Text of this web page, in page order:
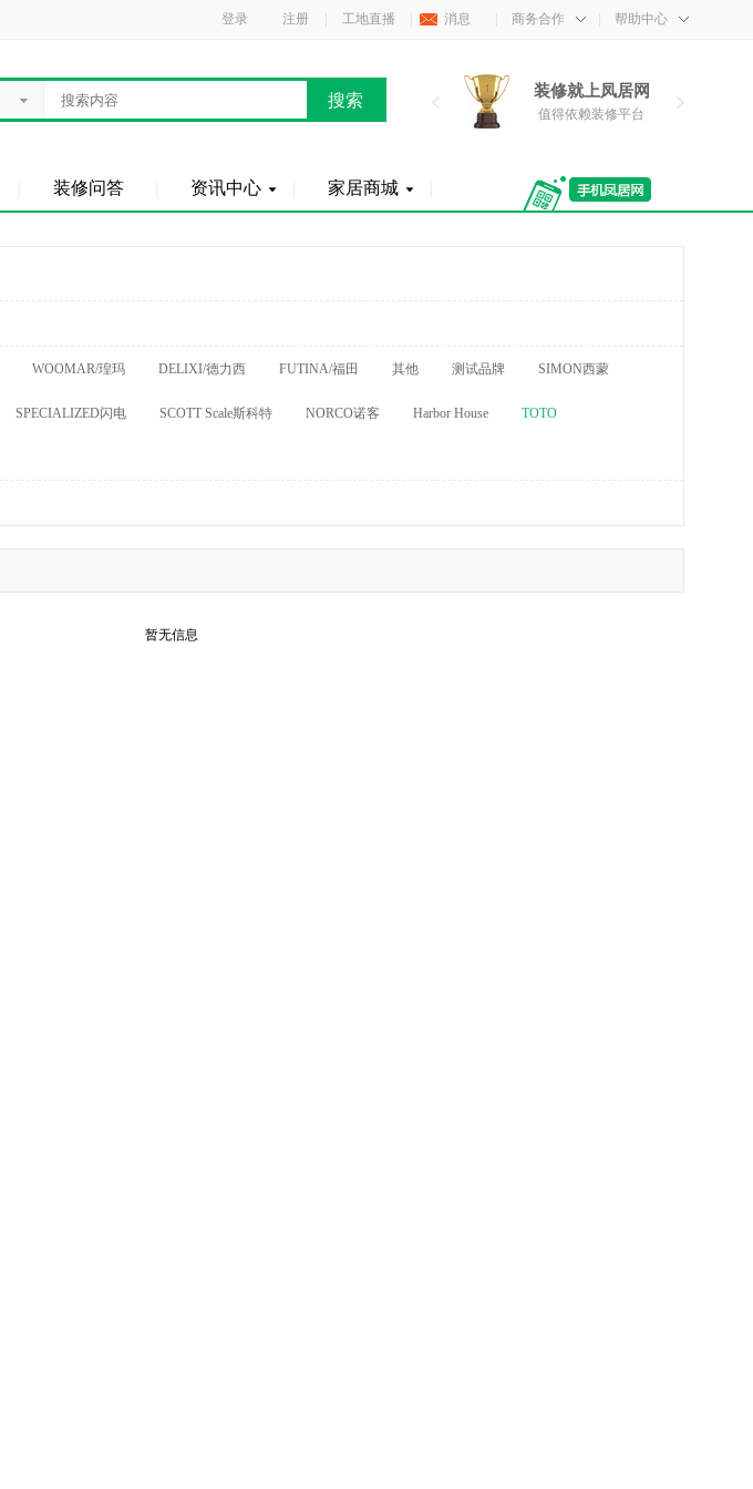
工地直播 消息 商务合作 帮助中心
登录 注册
装修就上凤居网
值得依赖装修平台
装修就上凤居网
值得依赖装修平台
装修问答 资讯中心 家居商城
WOOMAR/瑝玛 DELIXI/德力西 FUTINA/福田 其他 测试品牌 SIMON西蒙
SPECIALIZED闪电 SCOTT Scale斯科特 NORCO诺客 Harbor House TOTO
暂无信息